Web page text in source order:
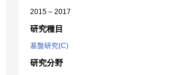
2015 – 2017
研究種目
基盤研究(C)
研究分野